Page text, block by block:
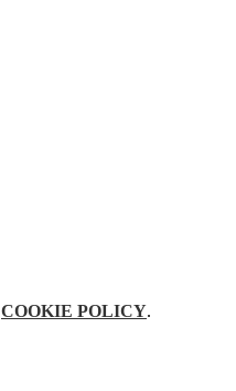
COOKIE POLICY.